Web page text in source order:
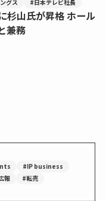
グス
#日本テレビ社長
杉山氏が昇格 ホール
兼務
#IP business
報 #転売